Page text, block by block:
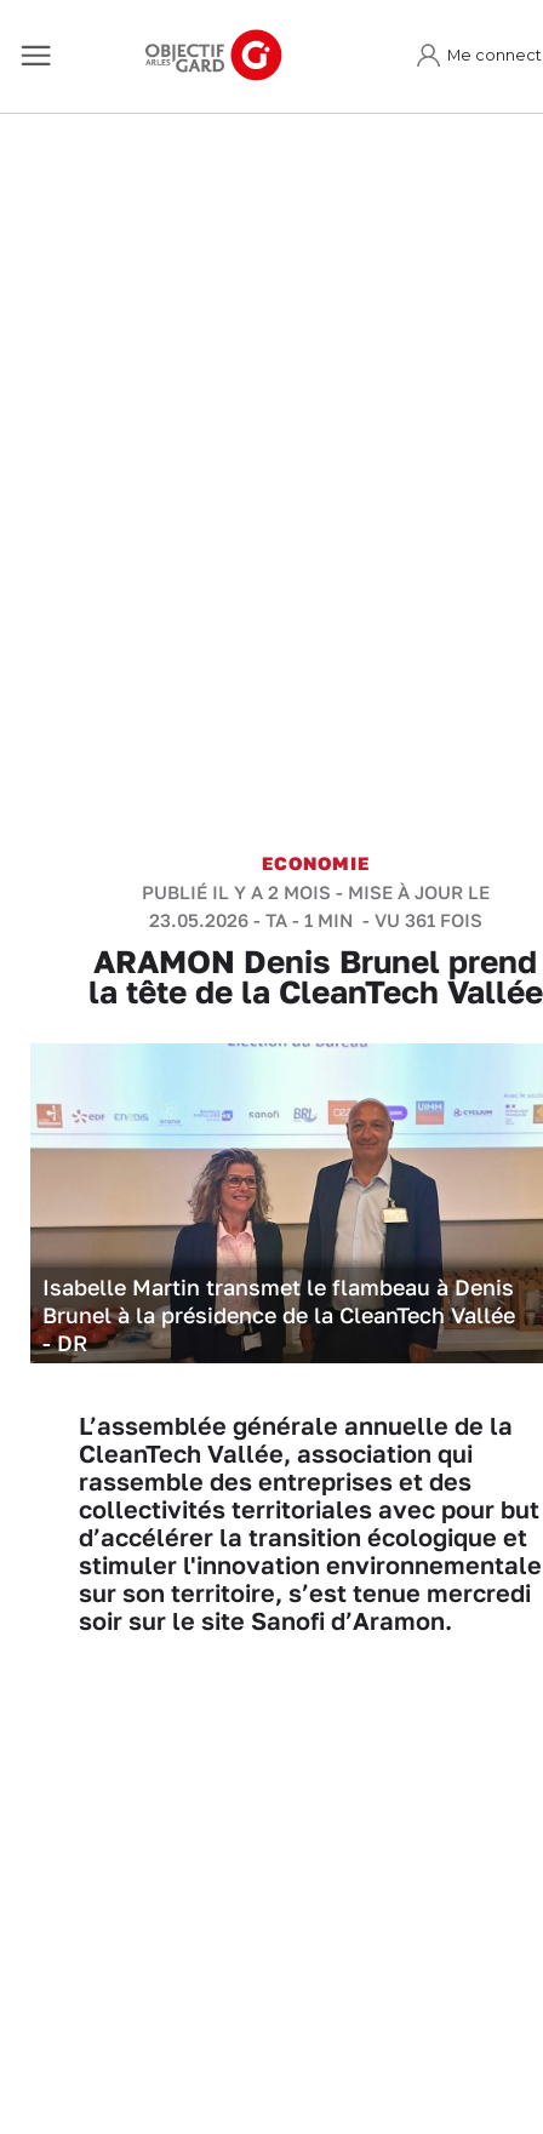
Me
ECONOMIE
PUBLIÉ IL Y A 2 MOIS - MISE À JOUR LE
23.05.2026 - TA- 1 MIN - VU 361 FOIS
ARAMON Denis Brunel prend
la tête de la CleanTech Vallée
Isabelle Martin transmet le flambeau à Denis
Brunel à la présidence de la CleanTech Vallée
- DR
L’assemblée générale annuelle de la
CleanTech Vallée, association qui
rassemble des entreprises et des
collectivités territoriales avec pour but
d’accélérer la transition écologique et
stimuler l'innovation environnementale
sur son territoire, s’est tenue mercredi
soir sur le site Sanofi d’Aramon.